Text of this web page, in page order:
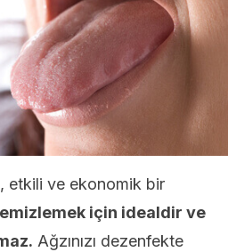
etkili ve ekonomik bir
için idealdir ve
Ağzınızı dezenfekte